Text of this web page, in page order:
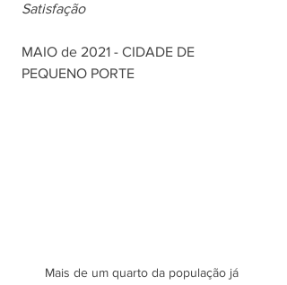
Satisfação
MAIO de 2021 - CIDADE DE
PEQUENO PORTE
Mais de um quarto da população já